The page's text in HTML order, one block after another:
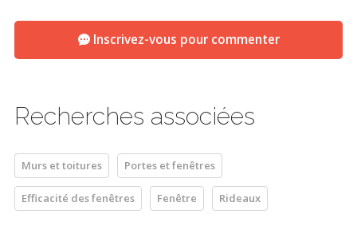
Inscrivez-vous pour commenter
Recherches associées
Murs et toitures Portes et fenêtres
Efficacité des fenêtres Fenêtre Rideaux